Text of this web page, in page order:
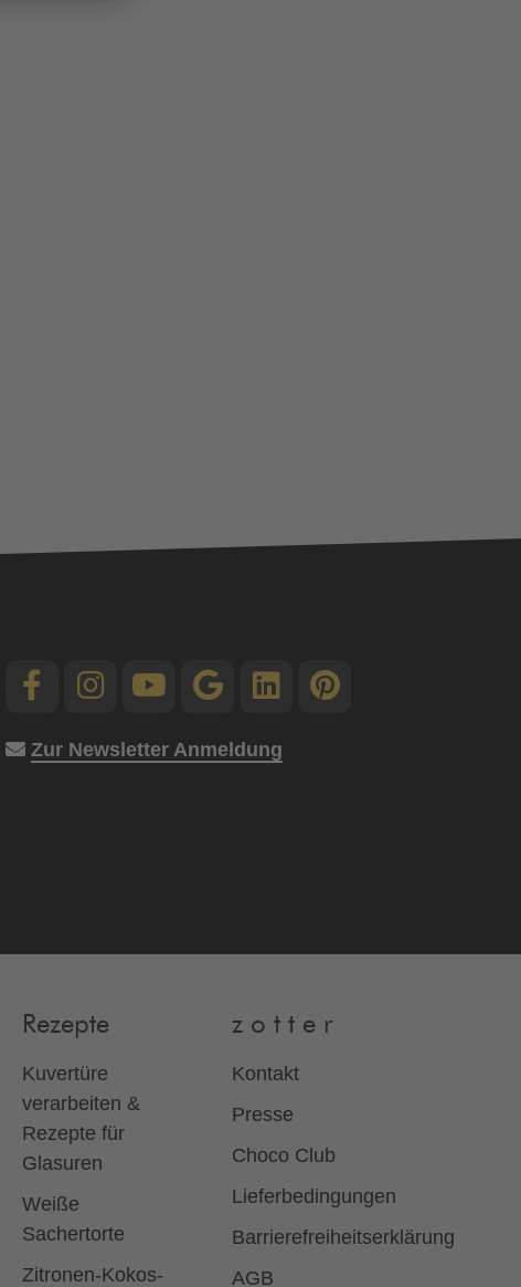
Zur Newsletter Anmeldung
Rezepte
Kuvertüre
verarbeiten &
Rezepte für
Glasuren
Weiße
Sachertorte
Zitronen-Kokos-
z o t t e r
Kontakt
Presse
Choco Club
Lieferbedingungen
Barrierefreiheitserklärung
AGB